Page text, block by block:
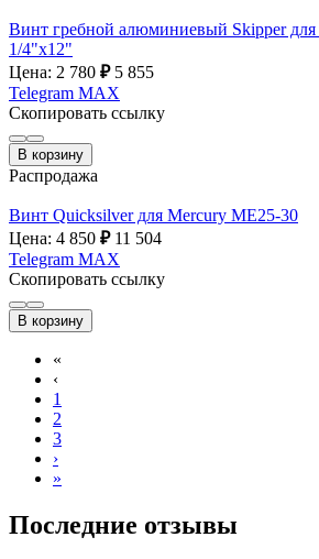
Винт гребной алюминиевый Skipper для
1/4"х12"
Цена: 2 780 ₽ 5 855
Telegram MAX
Скопировать ссылку
В корзину
Распродажа
Винт Quicksilver для Mercury ME25-30
Цена: 4 850 ₽ 11 504
Telegram MAX
Скопировать ссылку
В корзину
«
‹
1
2
3
›
»
Последние отзывы